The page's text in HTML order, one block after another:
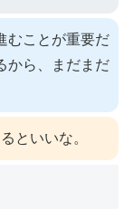
むことが重要だ
から、まだまだ
といいな。